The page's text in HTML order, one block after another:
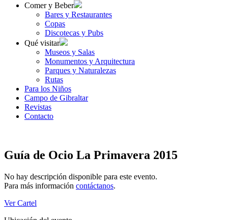
Comer y Beber
Bares y Restaurantes
Copas
Discotecas y Pubs
Qué visitar
Museos y Salas
Monumentos y Arquitectura
Parques y Naturalezas
Rutas
Para los Niños
Campo de Gibraltar
Revistas
Contacto
Guía de Ocio La Primavera 2015
No hay descripción disponible para este evento.
Para más información contáctanos.
Ver Cartel